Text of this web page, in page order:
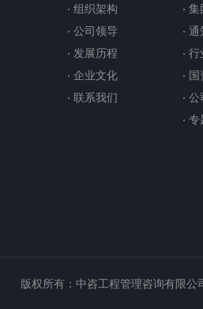
组织架构
公司领导
发展历程
企业文化
联系我们
集
通
行
公
专
版权所有：中咨工程管理咨询有限公